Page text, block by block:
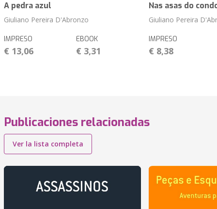
A pedra azul
Giuliano Pereira D'Abronzo
IMPRESO
€ 13,06
EBOOK
€ 3,31
Nas asas do
Giuliano Pereira
IMPRESO
€ 8,38
Publicaciones relacionadas
Ver la lista completa